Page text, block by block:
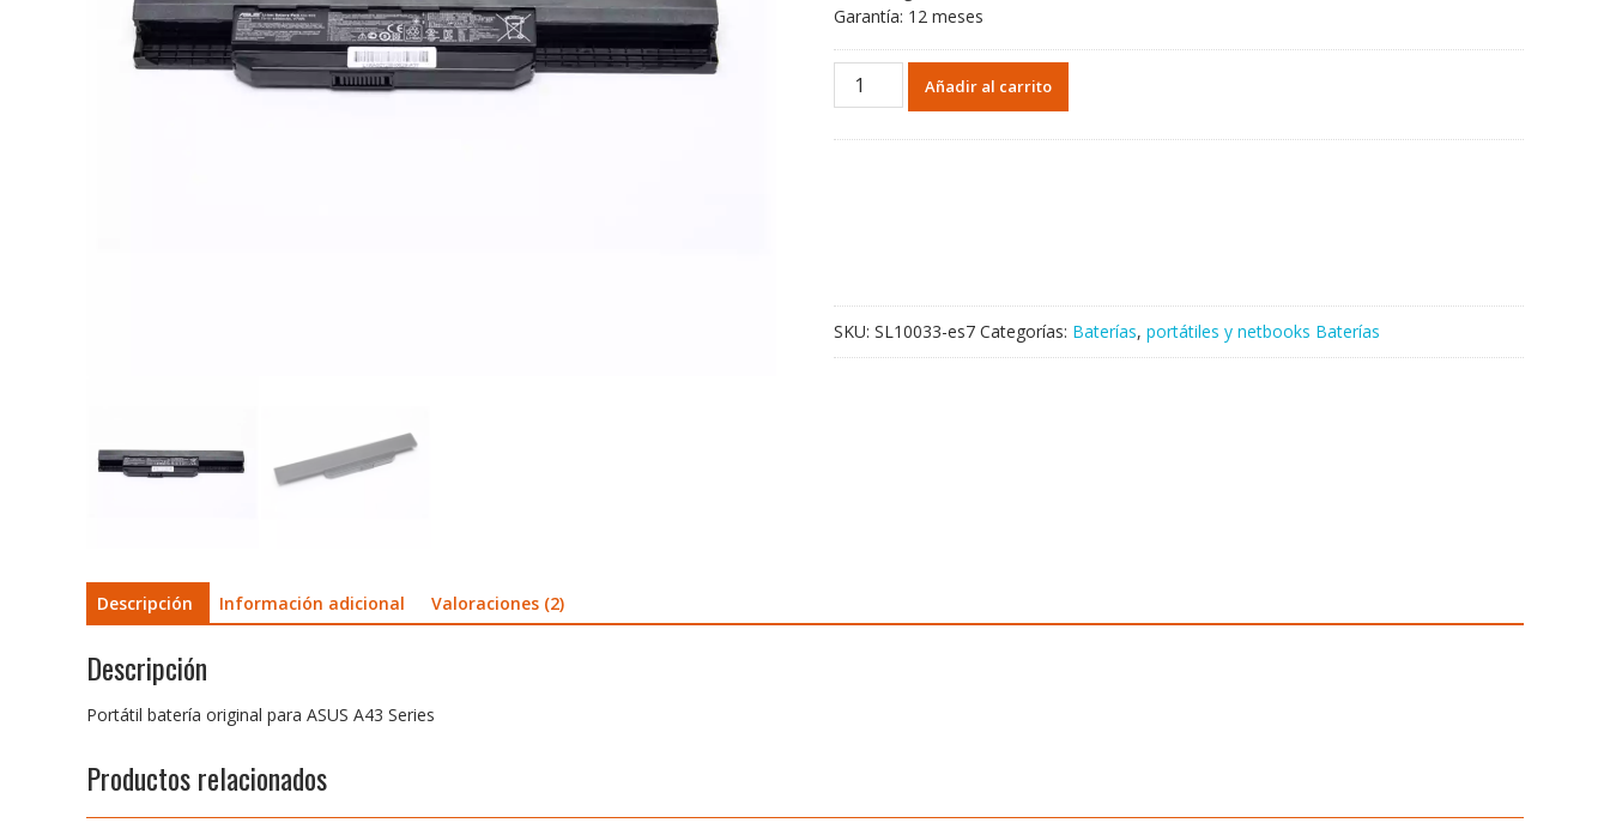
Garantía: 12 meses
Portátil
Añadir al carrito
SKU: SL10033-es7 Categorías: Baterías, portátiles y netbooks Baterías
Descripción Información adicional Valoraciones (2)
Descripción
Portátil batería original para ASUS A43 Series
Productos relacionados